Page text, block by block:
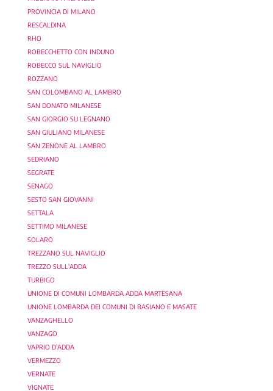
PROVINCIA DI MILANO
RESCALDINA
RHO
ROBECCHETTO CON INDUNO
ROBECCO SUL NAVIGLIO
ROZZANO
SAN COLOMBANO AL LAMBRO
SAN DONATO MILANESE
SAN GIORGIO SU LEGNANO
SAN GIULIANO MILANESE
SAN ZENONE AL LAMBRO
SEDRIANO
SEGRATE
SENAGO
SESTO SAN GIOVANNI
SETTALA
SETTIMO MILANESE
SOLARO
TREZZANO SUL NAVIGLIO
TREZZO SULL'ADDA
TURBIGO
UNIONE DI COMUNI LOMBARDA ADDA MARTESANA
UNIONE LOMBARDA DEI COMUNI DI BASIANO E MASATE
VANZAGHELLO
VANZAGO
VAPRIO D'ADDA
VERMEZZO
VERNATE
VIGNATE